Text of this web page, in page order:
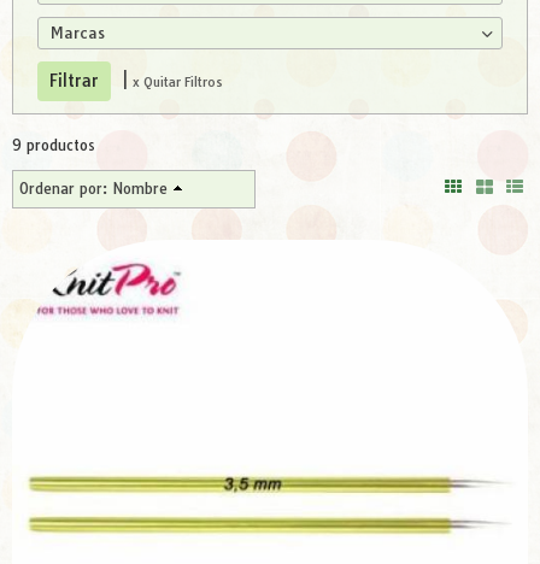
Marcas
x Quitar Filtros
9 productos
Ordenar por: Nombre